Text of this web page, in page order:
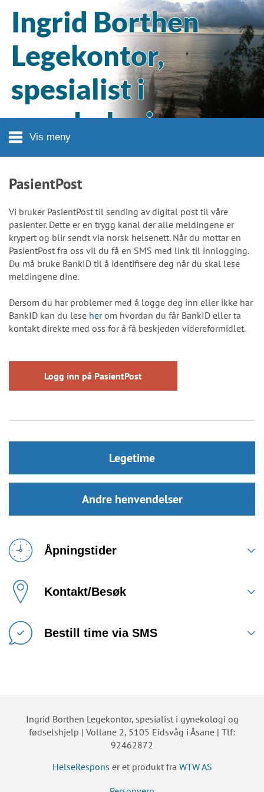
Ingrid Borthen
Legekontor,
spesialist i
gynekologi og
fødselshjelp
Vis meny
Legetime
Andre henvendelser
Åpningstider
Kontakt/Besøk
Bestill time via SMS
PasientPost
Vi bruker PasientPost til sending av digital post til våre
pasienter. Dette er en trygg kanal der alle meldingene er
krypert og blir sendt via norsk helsenett. Når du mottar en
PasientPost fra oss vil du få en SMS med link til innlogging.
Du må bruke BankID til å identifisere deg når du skal lese
meldingene dine.
Dersom du har problemer med å logge deg inn eller ikke har
BankID kan du lese herom hvordan du får BankID eller ta
kontakt direkte med oss for å få beskjeden videreformidlet.
Logg inn på PasientPost
Ingrid Borthen Legekontor, spesialist i gynekologi og
fødselshjelp | Vollane 2, 5105 Eidsvåg i Åsane | Tlf:
92462872
HelseRespons er et produkt fra WTW AS